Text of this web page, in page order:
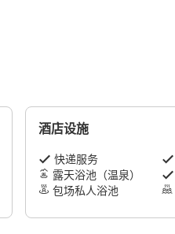
酒店设施
快递服务
露天浴池（温泉）
包场私人浴池